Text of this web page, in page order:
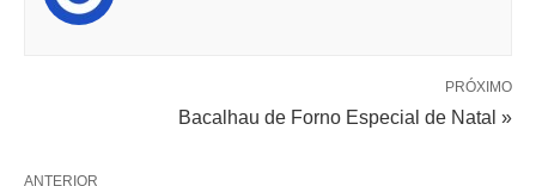
PRÓXIMO
Bacalhau de Forno Especial de Natal »
ANTERIOR